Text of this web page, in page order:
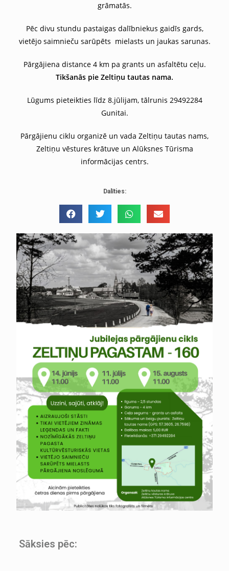
grāmatās.
Pēc divu stundu pastaigas dalībniekus gaidīs gards,
vietējo saimnieču sarūpēts mielasts un jaukas sarunas.
Pārgājiena distance 4 km pa grants un asfaltētu ceļu.
Tikšanās pie Zeltiņu tautas nama.
Lūgums pieteikties līdz 8.jūlijam, tālrunis 29492284
Gunitai.
Pārgājienu ciklu organizē un vada Zeltiņu tautas nams,
Zeltiņu vēstures krātuve un Alūksnes Tūrisma
informācijas centrs.
Dalīties:
Sāksies pēc: